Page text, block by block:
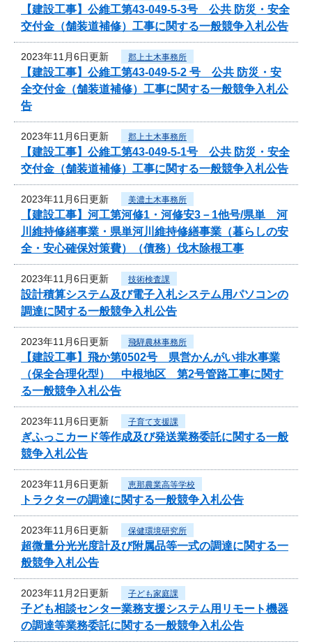
【建設工事】公維工第43-049-5-3号 公共 防災・安全
交付金（舗装道補修）工事に関する一般競争入札公告
2023年11月6日更新 郡上土木事務所
【建設工事】公維工第43-049-5-2 号 公共 防災・安
全交付金（舗装道補修）工事に関する一般競争入札公
告
2023年11月6日更新 郡上土木事務所
【建設工事】公維工第43-049-5-1号 公共 防災・安全
交付金（舗装道補修）工事に関する一般競争入札公告
2023年11月6日更新 美濃土木事務所
【建設工事】河工第河修1・河修安3－1他号/県単 河
川維持修繕事業・県単河川維持修繕事業（暮らしの安
全・安心確保対策費）（債務）伐木除根工事
2023年11月6日更新 技術検査課
設計積算システム及び電子入札システム用パソコンの
調達に関する一般競争入札公告
2023年11月6日更新 飛騨農林事務所
【建設工事】飛か第0502号 県営かんがい排水事業
（保全合理化型） 中根地区 第2号管路工事に関す
る一般競争入札公告
2023年11月6日更新 子育て支援課
ぎふっこカード等作成及び発送業務委託に関する一般
競争入札公告
2023年11月6日更新 恵那農業高等学校
トラクターの調達に関する一般競争入札公告
2023年11月6日更新 保健環境研究所
超微量分光光度計及び附属品等一式の調達に関する一
般競争入札公告
2023年11月2日更新 子ども家庭課
子ども相談センター業務支援システム用リモート機器
の調達等業務委託に関する一般競争入札公告